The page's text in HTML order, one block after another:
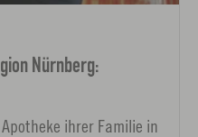
Nürnberg:
ihrer Familie in